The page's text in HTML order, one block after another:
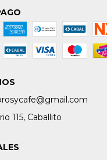
115, Caballito